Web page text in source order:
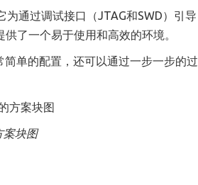
为通过调试接口 （JTAG和SWD）引导
了一个易于使用和高效的环境。
单的配置，还可以通过一步一步的过
案块图